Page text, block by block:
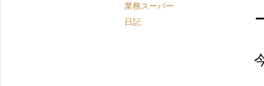
業務スーパー
日記